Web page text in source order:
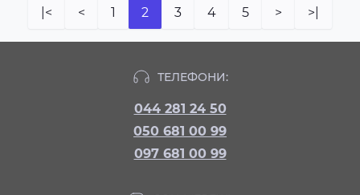
|< < 1 2 3 4 5 > >|
ТЕЛЕФОНИ:
044 281 24 50
050 681 00 99
097 681 00 99